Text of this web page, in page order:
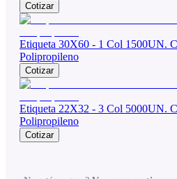
Cotizar
Etiqueta 30X60 - 1 Col 1500UN.
Polipropileno
Cotizar
Etiqueta 22X32 - 3 Col 5000UN.
Polipropileno
Cotizar